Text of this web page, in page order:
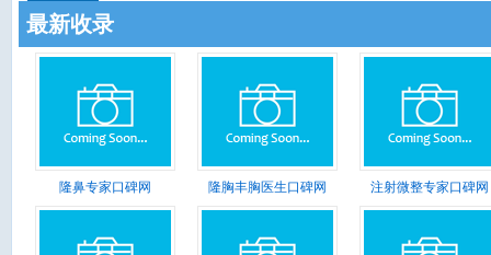
最新收录
隆鼻专家口碑网 隆胸丰胸医生口碑网 注射微整专家口碑网